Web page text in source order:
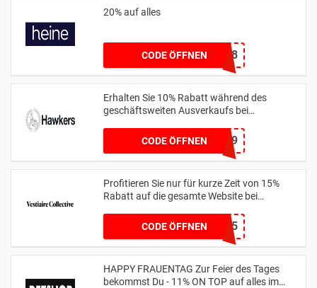
20% auf alles
CODE ÖFFNEN11258
Erhalten Sie 10% Rabatt während des
geschäftsweiten Ausverkaufs bei
CODE ÖFFNEN
HC-JOAONUNES999
Profitieren Sie nur für kurze Zeit von 15%
Rabatt auf die gesamte Website bei
CODE ÖFFNENBAGS15
HAPPY FRAUENTAG Zur Feier des Tages
bekommst Du - 11% ON TOP auf alles im